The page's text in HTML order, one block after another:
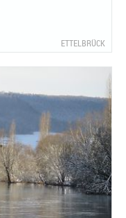
ETTELBRÜCK